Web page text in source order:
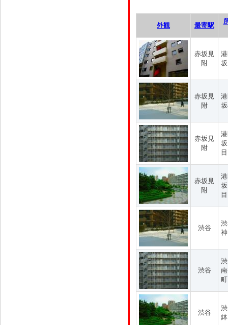
外観 最寄駅
赤坂見
附
赤坂見
附
赤坂見
附
目
赤坂見
附
目
渋谷
渋谷
渋谷